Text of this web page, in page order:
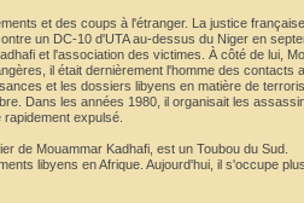
et des coups à l'étranger. La justice
un DC-10 d'UTA au-dessus du Niger en
et l'association des victimes. À côté de lui,
il était dernièrement l'homme des contacts
et les dossiers libyens en matière de
Dans les années 1980, il organisait les
expulsé.
de Mouammar Kadhafi, est un Toubou du Sud.
libyens en Afrique. Aujourd'hui, il s'occupe plus